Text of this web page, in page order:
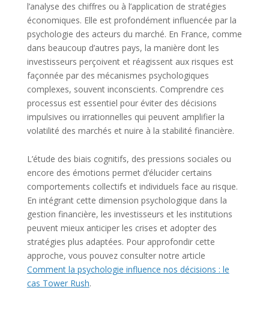
l’analyse des chiffres ou à l’application de stratégies
économiques. Elle est profondément influencée par la
psychologie des acteurs du marché. En France, comme
dans beaucoup d’autres pays, la manière dont les
investisseurs perçoivent et réagissent aux risques est
façonnée par des mécanismes psychologiques
complexes, souvent inconscients. Comprendre ces
processus est essentiel pour éviter des décisions
impulsives ou irrationnelles qui peuvent amplifier la
volatilité des marchés et nuire à la stabilité financière.
L’étude des biais cognitifs, des pressions sociales ou
encore des émotions permet d’élucider certains
comportements collectifs et individuels face au risque.
En intégrant cette dimension psychologique dans la
gestion financière, les investisseurs et les institutions
peuvent mieux anticiper les crises et adopter des
stratégies plus adaptées. Pour approfondir cette
approche, vous pouvez consulter notre article
Comment la psychologie influence nos décisions : le
cas Tower Rush.